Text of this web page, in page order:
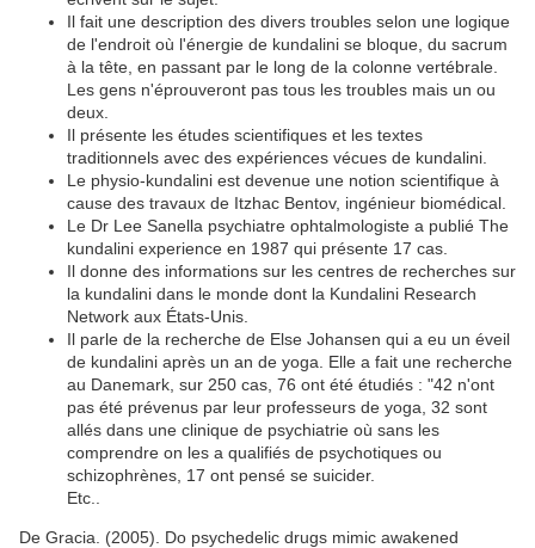
Il fait une description des divers troubles selon une logique
de l'endroit où l'énergie de kundalini se bloque, du sacrum
à la tête, en passant par le long de la colonne vertébrale.
Les gens n'éprouveront pas tous les troubles mais un ou
deux.
Il présente les études scientifiques et les textes
traditionnels avec des expériences vécues de kundalini.
Le physio-kundalini est devenue une notion scientifique à
cause des travaux de Itzhac Bentov, ingénieur biomédical.
Le Dr Lee Sanella psychiatre ophtalmologiste a publié The
kundalini experience en 1987 qui présente 17 cas.
Il donne des informations sur les centres de recherches sur
la kundalini dans le monde dont la Kundalini Research
Network aux États-Unis.
Il parle de la recherche de Else Johansen qui a eu un éveil
de kundalini après un an de yoga. Elle a fait une recherche
au Danemark, sur 250 cas, 76 ont été étudiés : "42 n'ont
pas été prévenus par leur professeurs de yoga, 32 sont
allés dans une clinique de psychiatrie où sans les
comprendre on les a qualifiés de psychotiques ou
schizophrènes, 17 ont pensé se suicider.
Etc..
De Gracia. (2005). Do psychedelic drugs mimic awakened